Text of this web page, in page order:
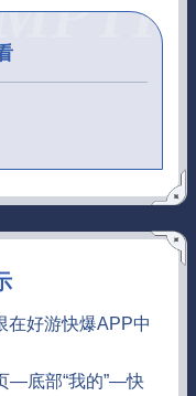
在好游快爆APP中
—底部“我的”—快